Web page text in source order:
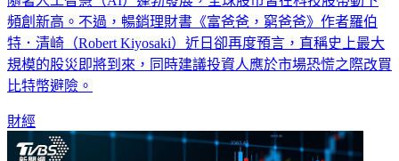
頻創新高。不過，暢銷理財書《富爸爸，窮爸爸》作者羅伯
特．清崎（Robert Kiyosaki）近日卻再度預言，直稱史上最大
規模的股災即將到來，同時建議投資人應於市場恐慌之際改買
比特幣避險。
財經